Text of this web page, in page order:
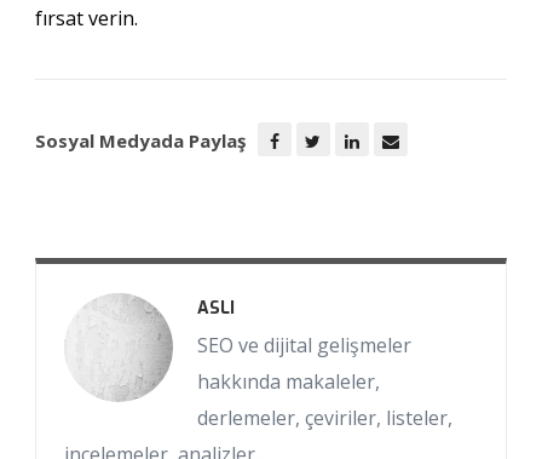
fırsat verin.
Sosyal Medyada Paylaş
ASLI
SEO ve dijital gelişmeler
hakkında makaleler,
derlemeler, çeviriler, listeler,